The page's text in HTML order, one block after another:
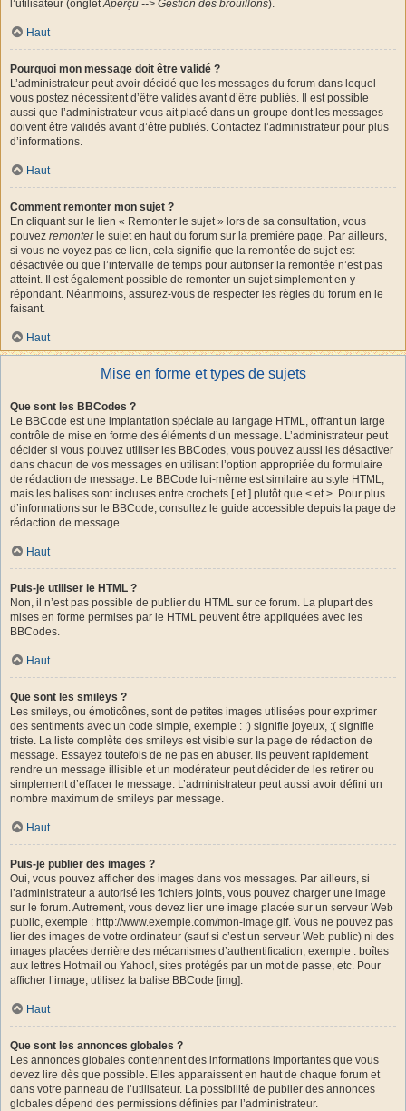
l’utilisateur (ongletAperçu --> Gestion des brouillons).
Haut
Pourquoi mon message doit être validé ?
L’administrateur peut avoir décidé que les messages du forum dans lequel
vous postez nécessitent d’être validés avant d’être publiés. Il est possible
aussi que l’administrateur vous ait placé dans un groupe dont les messages
doivent être validés avant d’être publiés. Contactez l’administrateur pour plus
d’informations.
Haut
Comment remonter mon sujet ?
En cliquant sur le lien « Remonter le sujet » lors de sa consultation, vous
pouvez remonterle sujet en haut du forum sur la première page. Par ailleurs,
si vous ne voyez pas ce lien, cela signifie que la remontée de sujet est
désactivée ou que l’intervalle de temps pour autoriser la remontée n’est pas
atteint. Il est également possible de remonter un sujet simplement en y
répondant. Néanmoins, assurez-vous de respecter les règles du forum en le
faisant.
Haut
Mise en forme et types de sujets
Que sont les BBCodes ?
Le BBCode est une implantation spéciale au langage HTML, offrant un large
contrôle de mise en forme des éléments d’un message. L’administrateur peut
décider si vous pouvez utiliser les BBCodes, vous pouvez aussi les désactiver
dans chacun de vos messages en utilisant l’option appropriée du formulaire
de rédaction de message. Le BBCode lui-même est similaire au style HTML,
mais les balises sont incluses entre crochets [ et ] plutôt que < et >. Pour plus
d’informations sur le BBCode, consultez le guide accessible depuis la page de
rédaction de message.
Haut
Puis-je utiliser le HTML ?
Non, il n’est pas possible de publier du HTML sur ce forum. La plupart des
mises en forme permises par le HTML peuvent être appliquées avec les
BBCodes.
Haut
Que sont les smileys ?
Les smileys, ou émoticônes, sont de petites images utilisées pour exprimer
des sentiments avec un code simple, exemple : :) signifie joyeux, :( signifie
triste. La liste complète des smileys est visible sur la page de rédaction de
message. Essayez toutefois de ne pas en abuser. Ils peuvent rapidement
rendre un message illisible et un modérateur peut décider de les retirer ou
simplement d’effacer le message. L’administrateur peut aussi avoir défini un
nombre maximum de smileys par message.
Haut
Puis-je publier des images ?
Oui, vous pouvez afficher des images dans vos messages. Par ailleurs, si
l’administrateur a autorisé les fichiers joints, vous pouvez charger une image
sur le forum. Autrement, vous devez lier une image placée sur un serveur Web
public, exemple : http://www.exemple.com/mon-image.gif. Vous ne pouvez pas
lier des images de votre ordinateur (sauf si c’est un serveur Web public) ni des
images placées derrière des mécanismes d’authentification, exemple : boîtes
aux lettres Hotmail ou Yahoo!, sites protégés par un mot de passe, etc. Pour
afficher l’image, utilisez la balise BBCode [img].
Haut
Que sont les annonces globales ?
Les annonces globales contiennent des informations importantes que vous
devez lire dès que possible. Elles apparaissent en haut de chaque forum et
dans votre panneau de l’utilisateur. La possibilité de publier des annonces
globales dépend des permissions définies par l’administrateur.